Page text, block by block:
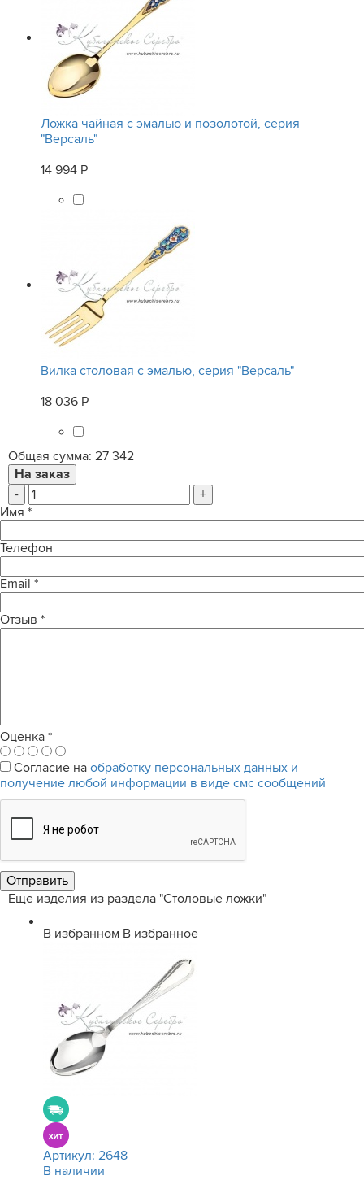
Ложка чайная с эмалью и позолотой, серия
"Версаль"
14 994 Р
Вилка столовая с эмалью, серия "Версаль"
18 036 Р
Общая сумма: 27 342
-
+
Имя *
Телефон
Email *
Отзыв *
Оценка *
Согласие на обработку персональных данных и
получение любой информации в виде смс сообщений
Еще изделия из раздела "Столовые ложки"
В избранном В избранное
Артикул: 2648
В наличии